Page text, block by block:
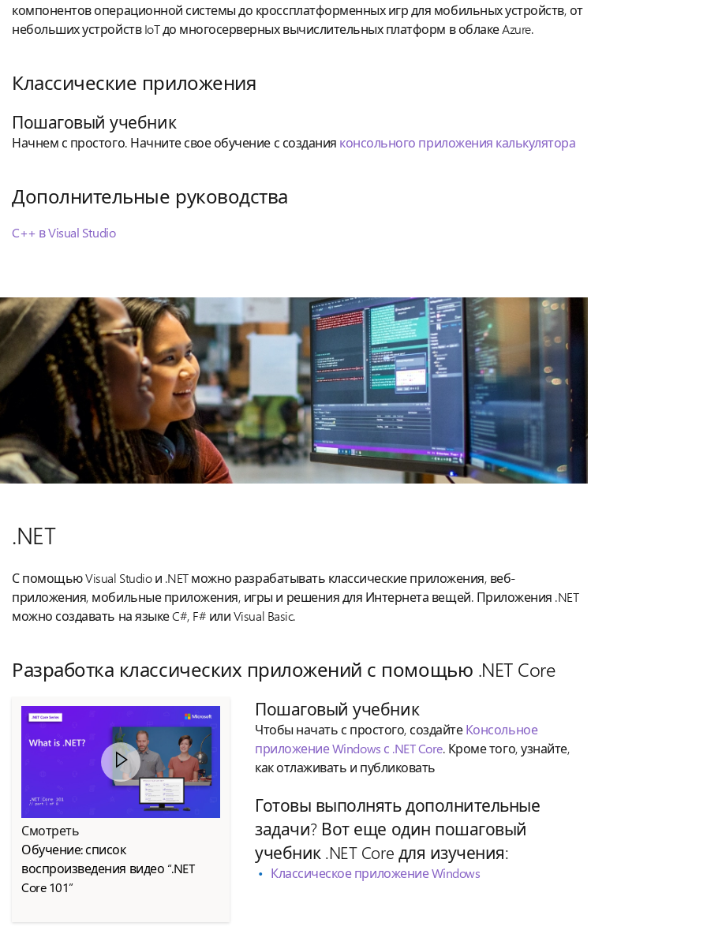
компонентов операционной системы до кроссплатформенных игр для мобильных устройств, от
небольших устройств IoT до многосерверных вычислительных платформ в облаке Azure.
Классические приложения
Пошаговый учебник
Начнем с простого. Начните свое обучение с создания консольного приложения калькулятора
Дополнительные руководства
C++ в Visual Studio
.NET
С помощью Visual Studio и .NET можно разрабатывать классические приложения, веб-
приложения, мобильные приложения, игры и решения для Интернета вещей. Приложения .NET
можно создавать на языке C#, F# или Visual Basic.
Разработка классических приложений с помощью .NET Core
Смотреть
Обучение: список
воспроизведения видео “.NET
Core 101”
Пошаговый учебник
Чтобы начать с простого, создайтеКонсольное
приложение Windows с .NET Core. Кроме того, узнайте,
как отлаживать и публиковать
Готовы выполнять дополнительные
задачи? Вот еще один пошаговый
учебник .NET Core для изучения:
Классическое приложение Windows